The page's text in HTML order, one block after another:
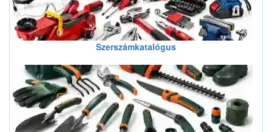
Szerszámkatalógus